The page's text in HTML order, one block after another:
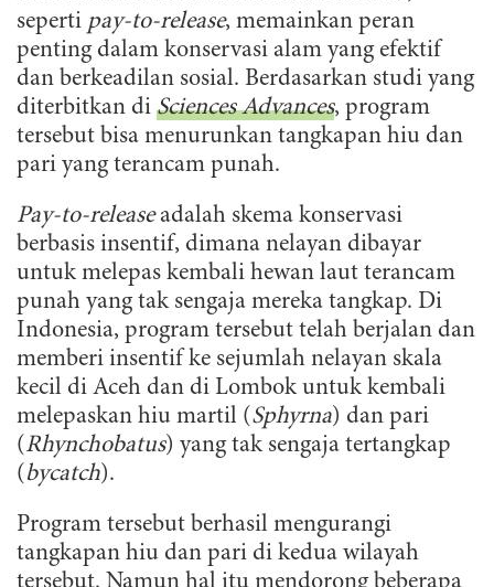
seperti pay-to-release, memainkan peran
penting dalam konservasi alam yang efektif
dan berkeadilan sosial. Berdasarkan studi yang
diterbitkan di Sciences Advances, program
tersebut bisa menurunkan tangkapan hiu dan
pari yang terancam punah.
Pay-to-releaseadalah skema konservasi
berbasis insentif, dimana nelayan dibayar
untuk melepas kembali hewan laut terancam
punah yang tak sengaja mereka tangkap. Di
Indonesia, program tersebut telah berjalan dan
memberi insentif ke sejumlah nelayan skala
kecil di Aceh dan di Lombok untuk kembali
melepaskan hiu martil (Sphyrna) dan pari
(Rhynchobatus) yang tak sengaja tertangkap
( bycatch).
Program tersebut berhasil mengurangi
tangkapan hiu dan pari di kedua wilayah